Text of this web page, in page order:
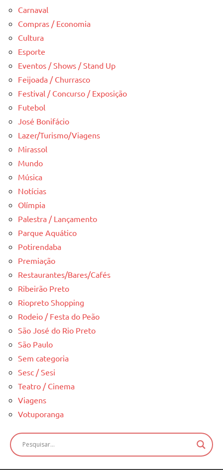
Carnaval
Compras / Economia
Cultura
Esporte
Eventos / Shows / Stand Up
Feijoada / Churrasco
Festival / Concurso / Exposição
Futebol
José Bonifácio
Lazer/Turismo/Viagens
Mirassol
Mundo
Música
Notícias
Olímpia
Palestra / Lançamento
Parque Aquático
Potirendaba
Premiação
Restaurantes/Bares/Cafés
Ribeirão Preto
Riopreto Shopping
Rodeio / Festa do Peão
São José do Rio Preto
São Paulo
Sem categoria
Sesc / Sesi
Teatro / Cinema
Viagens
Votuporanga